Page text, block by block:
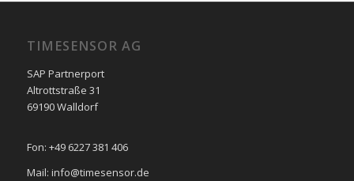
TIMESENSOR AG
SAP Partnerport
Altrottstraße 31
69190 Walldorf
Fon: +49 6227 381 406
Mail: info@timesensor.de